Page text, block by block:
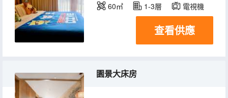
60㎡ 1-3層 電視機
查看供應
園景大床房